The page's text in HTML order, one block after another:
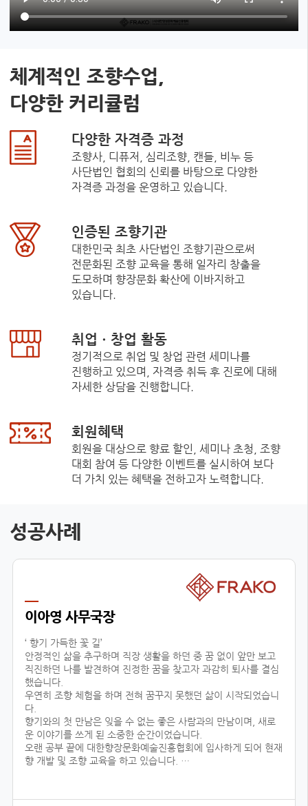
체계적인 조향수업,
다양한 커리큘럼
다양한 자격증 과정
조향사, 디퓨저, 심리조향, 캔들, 비누 등
사단법인 협회의 신뢰를 바탕으로 다양한
자격증 과정을 운영하고 있습니다.
인증된 조향기관
대한민국 최초 사단법인 조향기관으로써
전문화된 조향 교육을 통해 일자리 창출을
도모하며 향장문화 확산에 이바지하고
있습니다.
취업ㆍ창업 활동
정기적으로 취업 및 창업 관련 세미나를
진행하고 있으며, 자격증 취득 후 진로에 대해
자세한 상담을 진행합니다.
회원혜택
회원을 대상으로 향료 할인, 세미나 초청, 조향
대회 참여 등 다양한 이벤트를 실시하여 보다
더 가치 있는 혜택을 전하고자 노력합니다.
성공사례
이아영 사무국장
‘ 향기 가득한 꽃 길’
안정적인 삶을 추구하며 직장 생활을 하던 중 꿈 없이 앞만 보고
직진하던 나를 발견하여 진정한 꿈을 찾고자 과감히 퇴사를 결심
했습니다.
우연히 조향 체험을 하며 전혀 꿈꾸지 못했던 삶이 시작되었습니
다.
향기와의 첫 만남은 잊을 수 없는 좋은 사람과의 만남이며, 새로
운 이야기를 쓰게 된 소중한 순간이었습니다.
오랜 공부 끝에 대한향장문화예술진흥협회에 입사하게 되어 현재
향 개발 및 조향 교육을 하고 있습니다.
교육 시, 창작자의 의도를 파악하기 위해 교육생 분들과 긴밀한